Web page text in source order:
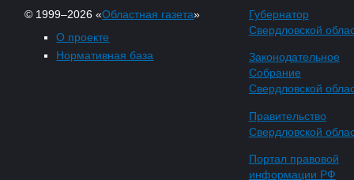
© 1999–2026 «Областная газета»
О проекте
Нормативная база
Губернатор
Свердловской
Законодательное
Собрание
Свердловской
Правительство
Свердловской
Портал правовой
информации РФ